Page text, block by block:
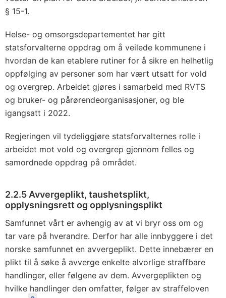
§ 15-1.
Helse- og omsorgsdepartementet har gitt
statsforvalterne oppdrag om å veilede kommunene i
hvordan de kan etablere rutiner for å sikre en helhetlig
oppfølging av personer som har vært utsatt for vold
og overgrep. Arbeidet gjøres i samarbeid med RVTS
og bruker- og pårørendeorganisasjoner, og ble
igangsatt i 2022.
Regjeringen vil tydeliggjøre statsforvalternes rolle i
arbeidet mot vold og overgrep gjennom felles og
samordnede oppdrag på området.
2.2.5 Avvergeplikt, taushetsplikt,
opplysningsrett og opplysningsplikt
Samfunnet vårt er avhengig av at vi bryr oss om og
tar vare på hverandre. Derfor har alle innbyggere i det
norske samfunnet en avvergeplikt. Dette innebærer en
plikt til å søke å avverge enkelte alvorlige straffbare
handlinger, eller følgene av dem. Avvergeplikten og
hvilke handlinger den omfatter, følger av straffeloven